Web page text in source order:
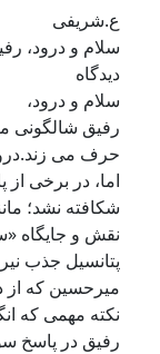
ع.شریفی
سلام و درود،
دیدگاه
سلام و درود،
رفیق شالگونی
حرف می زند.درود
اما، در برخی از
شکافته نشد؛
نقش و جایگاه
پتانسیل جذب
میرحسین که از
نکته مهمی که
رفیق در پاسخ